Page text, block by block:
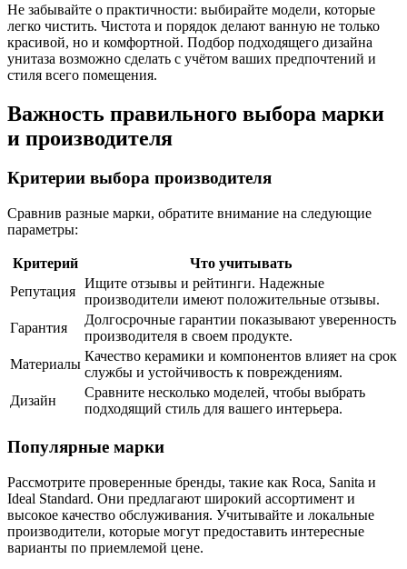
Не забывайте о практичности: выбирайте модели, которые
легко чистить. Чистота и порядок делают ванную не только
красивой, но и комфортной. Подбор подходящего дизайна
унитаза возможно сделать с учётом ваших предпочтений и
стиля всего помещения.
Важность правильного выбора марки
и производителя
Критерии выбора производителя
Сравнив разные марки, обратите внимание на следующие
параметры:
Критерий
Что учитывать
Репутация
Ищите отзывы и рейтинги. Надежные
производители имеют положительные отзывы.
Гарантия
Долгосрочные гарантии показывают уверенность
производителя в своем продукте.
Материалы
Качество керамики и компонентов влияет на срок
службы и устойчивость к повреждениям.
Дизайн
Сравните несколько моделей, чтобы выбрать
подходящий стиль для вашего интерьера.
Популярные марки
Рассмотрите проверенные бренды, такие как Roca, Sanita и
Ideal Standard. Они предлагают широкий ассортимент и
высокое качество обслуживания. Учитывайте и локальные
производители, которые могут предоставить интересные
варианты по приемлемой цене.